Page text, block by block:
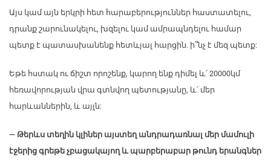
Այս կամ այն երկրի հետ հարաբերություններ հաստատելու,
դրանք շարունակելու, խզելու կամ ամրապնդելու համար
պետք է պատասխանենք հետևյալ հարցին. ի՞նչ է մեզ պետք:
Եթե հստակ ու ճիշտ որոշենք, կարող ենք դիմել և՛ 20000կմ
հեռավորության վրա գտնվող պետությանը, և՛ մեր
հարևաններին, և այլն:
— Թերևս տեղին կլիներ այստեղ անդրադառնալ մեր մամուլի
էջերից գրեթե չբացակայող և պարբերաբար թունդ երանգներ